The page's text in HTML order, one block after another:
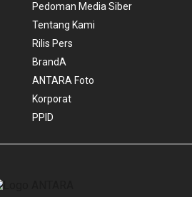
Pedoman Media Siber
Tentang Kami
Rilis Pers
BrandA
ANTARA Foto
Korporat
PPID